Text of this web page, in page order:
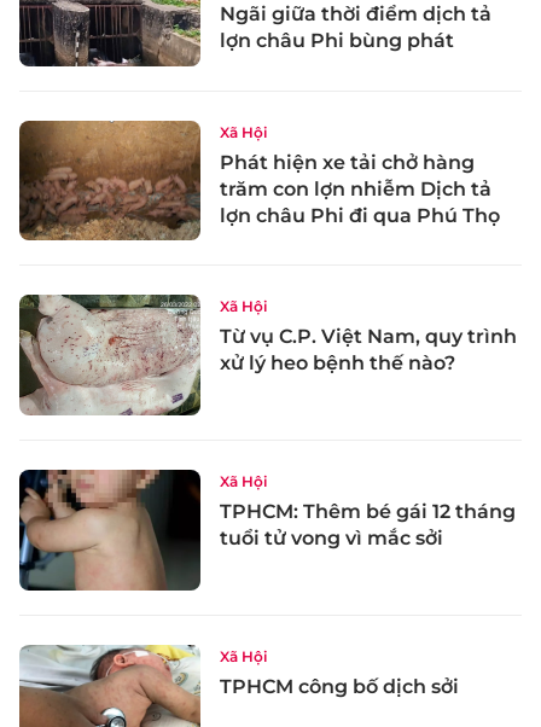
Ngãi giữa thời điểm dịch tả
lợn châu Phi bùng phát
Xã Hội
Phát hiện xe tải chở hàng
trăm con lợn nhiễm Dịch tả
lợn châu Phi đi qua Phú Thọ
Xã Hội
Từ vụ C.P. Việt Nam, quy trình
xử lý heo bệnh thế nào?
Xã Hội
TPHCM: Thêm bé gái 12 tháng
tuổi tử vong vì mắc sởi
Xã Hội
TPHCM công bố dịch sởi